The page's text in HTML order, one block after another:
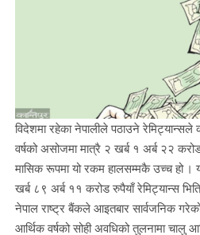
विदेशमा रहेका नेपालीले पठाउने रेमिट्यान्सले
वर्षको असोजमा मात्रै २ खर्ब १ अर्ब २२
मासिक रूपमा यो रकम हालसम्मकै उच्च हो
खर्ब ८९ अर्ब ११ करोड रुपैयाँ रेमिट्यान्स
नेपाल राष्ट्र बैंकले आइतबार सार्वजनिक
आर्थिक वर्षको सोही अवधिको तुलनामा चालु